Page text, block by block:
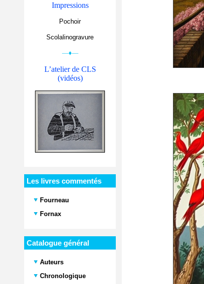
Impressions
Pochoir
Scolalinogravure
—♦—
L’atelier de CLS
(vidéos)
Les livres commentés
Fourneau
Fornax
Catalogue général
Auteurs
Chronologique